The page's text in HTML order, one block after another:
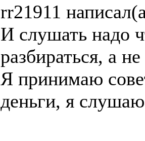
rr21911
И слушать надо
разбираться, а
Я принимаю
деньги, я